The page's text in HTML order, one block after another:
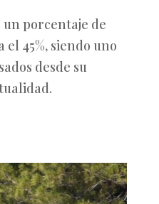
porcentaje de
45%, siendo uno
desde su